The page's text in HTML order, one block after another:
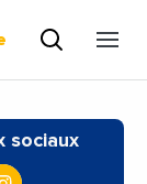
sociaux